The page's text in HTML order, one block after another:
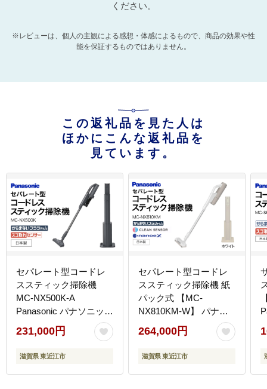
ください。
※レビューは、個人の主観による感想・体感によるもので、商品の効果や性
能を保証するものではありません。
この返礼品を見た人は
ほかにこんな返礼品を
見ています。
セパレート型コードレ
ススティック掃除機
MC-NX500K-A
Panasonic パナソニック
滋賀県 東近江市 BC-
A01 掃除機 コードレス
軽量 自動ゴミ収集 サイ
ット 髪の毛
231,000円
滋賀県 東近江市
セパレート型コードレ
ススティック掃除機 紙
パック式 【MC-
NX810KM-W】 パナソ
ニック 滋賀県 東近江市
BF-D01 掃除機 コード
レス スティック パナソ
264,000円
滋賀県 東近江市